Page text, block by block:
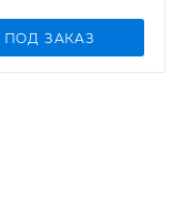
ПОД ЗАКАЗ